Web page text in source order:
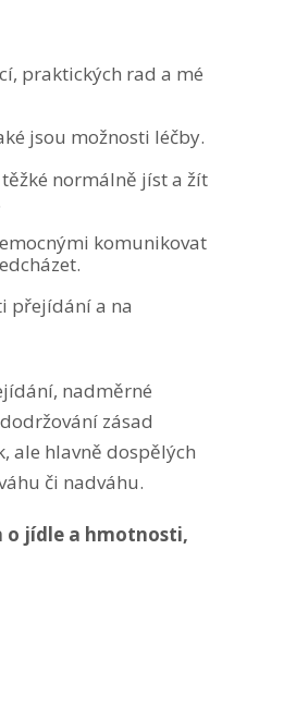
praktických rad a mé
jsou možnosti léčby.
normálně jíst a žít
komunikovat
přejídání a na
nadměrné
zásad
ale hlavně dospělých
či nadváhu.
o jídle a hmotnosti,